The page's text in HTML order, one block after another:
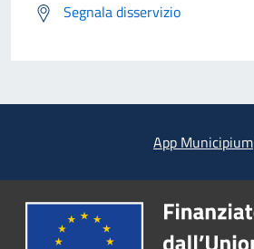
Segnala disservizio
App Municipium